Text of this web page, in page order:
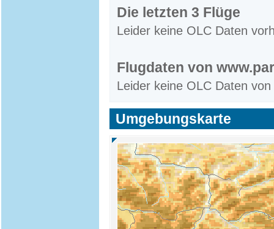
Die letzten 3 Flüge
Leider keine OLC Daten
Flugdaten von
Leider keine OLC Daten
Umgebungskarte